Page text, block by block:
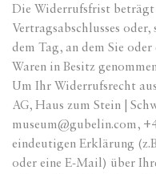
Die Widerrufsfrist beträgt
Vertragsabschlusses
dem Tag, an dem Sie
Waren in Besitz
Um Ihr Widerrufsrecht
AG, Haus zum Stein |
museum@gubelin.com,
eindeutigen Erklärung
oder eine E-Mail) über